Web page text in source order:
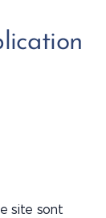
site sont